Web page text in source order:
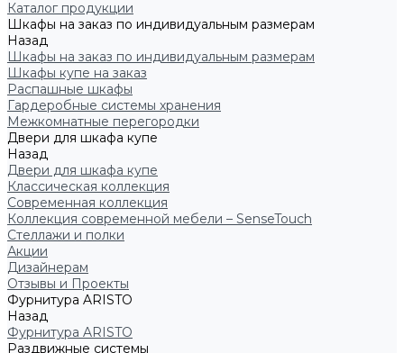
Каталог продукции
Шкафы на заказ по индивидуальным размерам
Назад
Шкафы на заказ по индивидуальным размерам
Шкафы купе на заказ
Распашные шкафы
Гардеробные системы хранения
Межкомнатные перегородки
Двери для шкафа купе
Назад
Двери для шкафа купе
Классическая коллекция
Современная коллекция
Коллекция современной мебели – SenseTouch
Стеллажи и полки
Акции
Дизайнерам
Отзывы и Проекты
Фурнитура ARISTO
Назад
Фурнитура ARISTO
Раздвижные системы